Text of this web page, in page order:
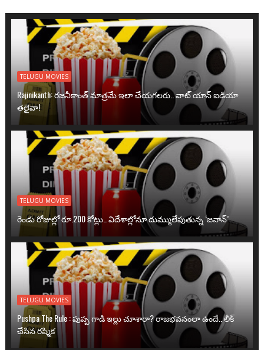
TELUGU MOVIES
Rajinikanth: రజనీకాంత్ మాత్రమే ఇలా చేయగలరు.. వాట్ యాన్ ఐడియా
తలైవా!
TELUGU MOVIES
రెండు రోజుల్లో రూ.200 కోట్లు.. విదేశాల్లోనూ దుమ్ములేపుతున్న ‘జవాన్’
TELUGU MOVIES
Pushpa The Rule : పుష్ప గాడి ఇల్లు చూశారా? రాజభవనంలా ఉందే.. లీక్
చేసిన రష్మిక